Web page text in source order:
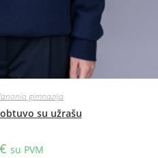
gimnazija
su užrašu
€ su PVM